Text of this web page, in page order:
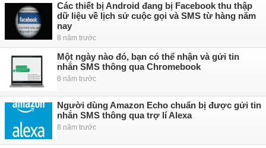
Các thiết bị Android đang bị Facebook thu thập
dữ liệu về lịch sử cuộc gọi và SMS từ hàng năm
nay
8 năm trước
Một ngày nào đó, bạn có thể nhận và gửi tin
nhắn SMS thông qua Chromebook
8 năm trước
Người dùng Amazon Echo chuẩn bị được gửi tin
nhắn SMS thông qua trợ lí Alexa
8 năm trước